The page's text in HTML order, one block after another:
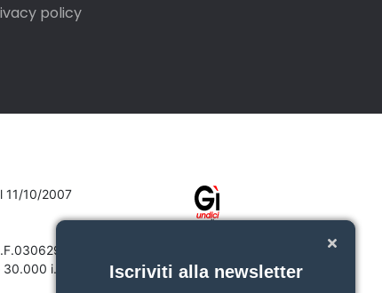
policy
11/10/2007
i.v.
Iscriviti alla newsletter